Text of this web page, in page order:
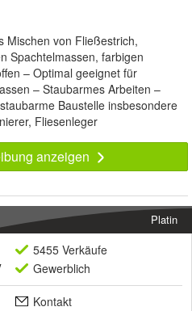
Mischen von Fließestrich,
Spachtelmassen, farbigen
– Optimal geeignet für
– Staubarmes Arbeiten –
Baustelle insbesondere
Fliesenleger
anzeigen
Platin
5455 Verkäufe
Gewerblich
Kontakt